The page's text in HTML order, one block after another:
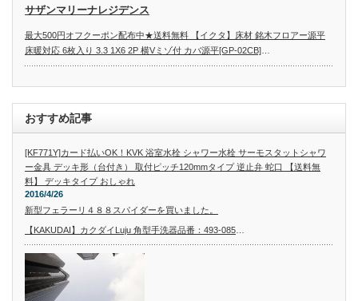
サザンマリーナレジデンス
最大500円オフクーポン配布中★送料無料 【イクタ】床材 銘木フロアー源平
床暖対応 6枚入り 3.3 1X6 2P 横Vミゾ付 カバ源平[GP-02CB]
おすすめ記事
[KF771Y]カード払いOK！KVK 浴室水栓 シャワー水栓 サーモスタットシャワ
ー金具 デッキ形（台付き） 取付ピッチ120mmタイプ 逆止弁 蛇口 【送料無
料】 デッキタイプ おしゃれ
2016/4/26
新型フェラーリ４８８スパイダーを買いました。
【KAKUDAI】カクダイLuju 角型手洗器品番：493-085